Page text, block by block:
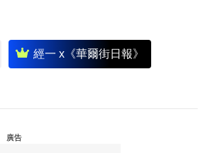
經一 x《華爾街日報》
廣告